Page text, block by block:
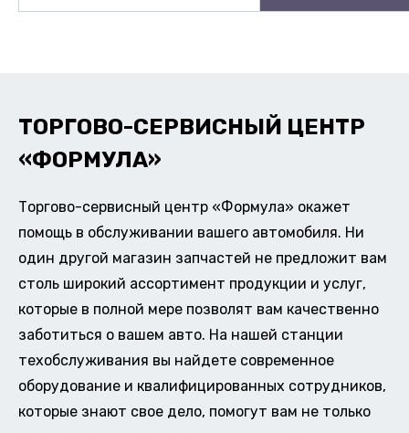
ТОРГОВО-СЕРВИСНЫЙ ЦЕНТР
«ФОРМУЛА»
Торгово-сервисный центр «Формула» окажет
помощь в обслуживании вашего автомобиля. Ни
один другой магазин запчастей не предложит вам
столь широкий ассортимент продукции и услуг,
которые в полной мере позволят вам качественно
заботиться о вашем авто. На нашей станции
техобслуживания вы найдете современное
оборудование и квалифицированных сотрудников,
которые знают свое дело, помогут вам не только